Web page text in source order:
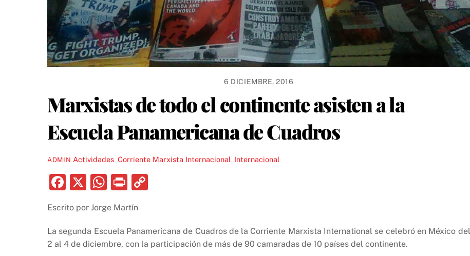
6 DICIEMBRE, 2016
Marxistas de todo el continente asisten a la
Escuela Panamericana de Cuadros
ADMIN Actividades ,Corriente Marxista Internacional Internacional
F
c
e
b
X
W
at
s
A
P
nt
y
Li
Escrito por Jorge Martín
La segunda Escuela Panamericana de Cuadros de la Corriente Marxista International se celebró en México del
2 al 4 de diciembre, con la participación de más de 90 camaradas de 10 países del continente.